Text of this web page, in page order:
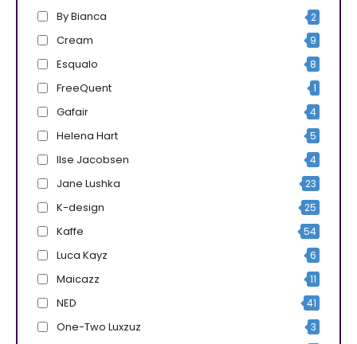
By Bianca 2
Cream 9
Esqualo 8
FreeQuent 1
Gafair 4
Helena Hart 5
Ilse Jacobsen 4
Jane Lushka 23
K-design 25
Kaffe 54
Luca Kayz 6
Maicazz 11
NED 41
One-Two Luxzuz 3